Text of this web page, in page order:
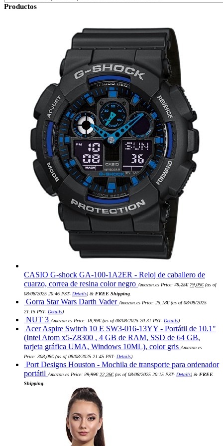
Productos
CASIO G-shock GA-100-1A2ER - Reloj de caballero de
cuarzo, correa de resina color negro Amazon.es Price: 79,25€ precio
79,25€.
79,05€precio
79,05€.
(as of
08/08/2025 20:46 PST- Details) & FREE Shipping
Gorra Star Wars Darth Vader Amazon.es Price: 25,18€(as of 08/08/2025
21:15 PST- Details)
NUT 3 Amazon.es Price: 18,99€(as of 08/08/2025 20:31 PST- Details)
Acer Aspire Switch 10 E SW3-016-13YY - Portátil de 10.1"
(Intel Atom x5-Z8300 , 4 GB de RAM, SSD de 64 GB,
tarjeta gráfica UMA, Windows 10ML), color gris Amazon.es
Price: 308,08€(as of 08/08/2025 21:45 PST- Details)
Port Designs Houston - Mochila de transporte para ordenador
portátil Amazon.es Price: 29,99€ precio
22,26€precio
(as of 08/08/2025 20:15 PST- Details) & FREE
Shipping